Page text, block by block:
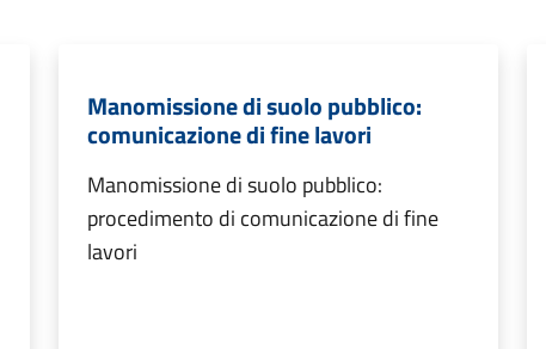
Manomissione di suolo pubblico:
comunicazione di fine lavori
Manomissione di suolo pubblico:
procedimento di comunicazione di fine
lavori